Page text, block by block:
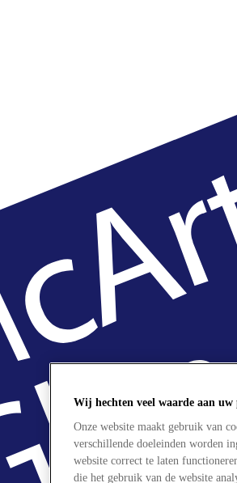
Wij hechten veel waarde aan uw
Onze website maakt gebruik van
verschillende doeleinden worden
website correct te laten
die het gebruik van de website